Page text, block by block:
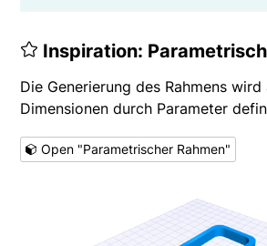
Inspiration:
Die Generierung des Rahmens wird
Dimensionen durch Parameter
Open "Parametrischer Rahmen"